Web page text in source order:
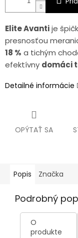
Elite Avantije
presnosťou
18 % a tichým
efektívny domáci
Detailné informácie
OPÝTAŤ SA
Popis Značka
Podrobný
O
produkte